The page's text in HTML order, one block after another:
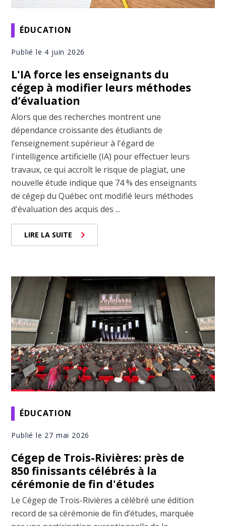
ÉDUCATION
Publié le 4 juin 2026
L'IA force les enseignants du
cégep à modifier leurs méthodes
d’évaluation
Alors que des recherches montrent une
dépendance croissante des étudiants de
l’enseignement supérieur à l'égard de
l'intelligence artificielle (IA) pour effectuer leurs
travaux, ce qui accroît le risque de plagiat, une
nouvelle étude indique que 74 % des enseignants
de cégep du Québec ont modifié leurs méthodes
d'évaluation des acquis des ...
LIRE LA SUITE
ÉDUCATION
Publié le 27 mai 2026
Cégep de Trois-Rivières: près de
850 finissants célébrés à la
cérémonie de fin d'études
Le Cégep de Trois-Rivières a célébré une édition
record de sa cérémonie de fin d’études, marquée